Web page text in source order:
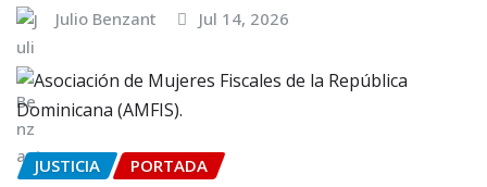
Julio Benzant Jul 14, 2026
JUSTICIA PORTADA